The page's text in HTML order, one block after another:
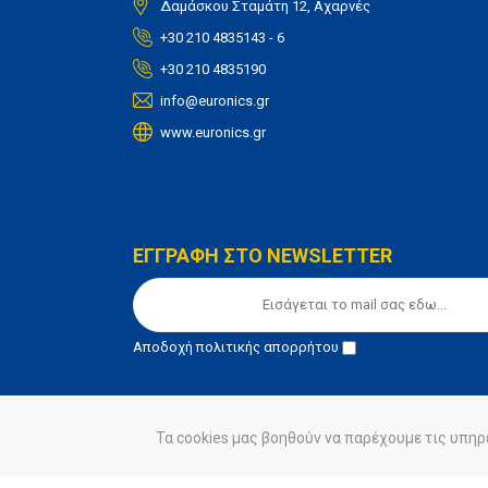
Δαμάσκου Σταμάτη 12, Αχαρνές
+30 210 4835143 - 6
+30 210 4835190
info@euronics.gr
www.euronics.gr
ΕΓΓΡΑΦΗ ΣΤΟ NEWSLETTER
Αποδοχήπολιτικής απορρήτου
© euronics 2020 Όροι Χρήσης Πολιτική
Τα cookies μας βοηθούν να παρέχουμε τις